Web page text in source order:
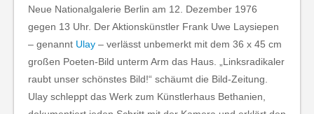
Neue Natio­nal­ga­le­rie Berlin am 12. Dezem­ber 1976
gegen 13 Uhr. Der Aktionskünstler Frank Uwe Laysiepen
– genannt Ulay – verlässt unbemerkt mit dem 36 x 45 cm
großen Poeten-Bild unterm Arm das Haus. „Links­ra­di­ka­ler
raubt unser schöns­tes Bild!“ schäumt die Bild-Zeitung.
Ulay schleppt das Werk zum Künstlerhaus Bethanien,